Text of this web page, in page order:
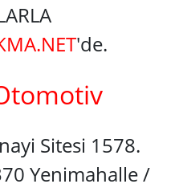
'de.
Sitesi 1578.
Yenimahalle /